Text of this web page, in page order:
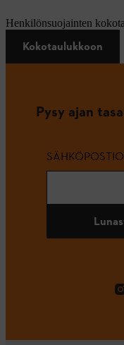
Henkilönsuojainten
Kokotaulukkoon
Pysy ajan